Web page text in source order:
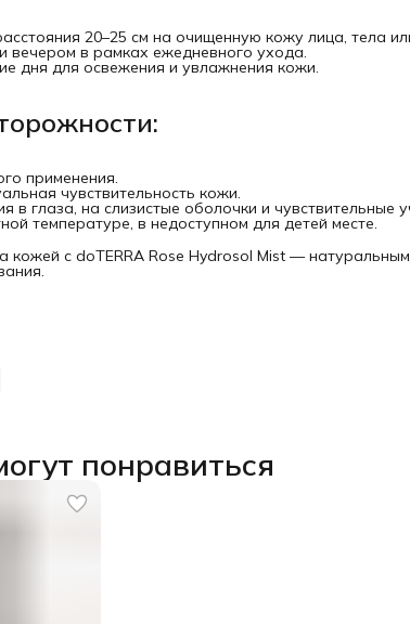
20–25 см на очищенную кожу лица, тела
вечером в рамках ежедневного ухода.
дня для освежения и увлажнения кожи.
применения.
чувствительность кожи.
в глаза, на слизистые оболочки и чувствительные
температуре, в недоступном для детей месте.
кожей с doTERRA Rose Hydrosol Mist —
понравиться